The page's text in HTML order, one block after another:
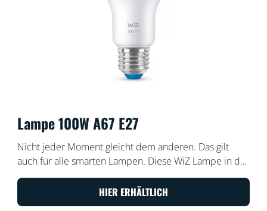
Lampe 100W A67 E27
Nicht jeder Moment gleicht dem anderen. Das gilt
auch für alle smarten Lampen. Diese WiZ Lampe in der
großen A67-Form hat neben ihrer hoher Lichtleistung
etwas Besonderes zu bieten: ein einstellbares weißes
LED-Licht für alle Bedürfnisse und Stimmungen. Nutze
HIER ERHÄLTLICH